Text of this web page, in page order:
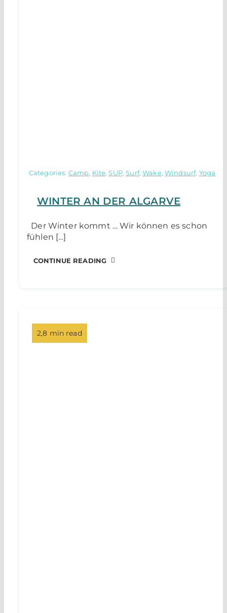
Categories: Camp, Kite,SUP,Surf,Wake,Windsurf, Yoga
WINTER AN DER ALGARVE
Der Winter kommt … Wir können es schon
fühlen […]
CONTINUE READING
2,8 min read